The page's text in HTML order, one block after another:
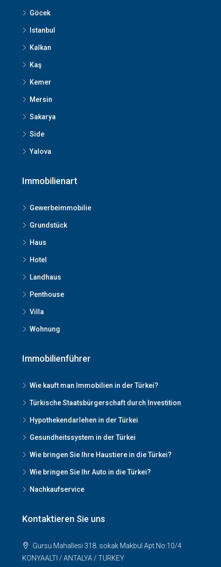
Göcek
Istanbul
Kalkan
Kaş
Kemer
Mersin
Sakarya
Side
Yalova
Immobilienart
Gewerbeimmobilie
Grundstück
Haus
Hotel
Landhaus
Penthouse
Villa
Wohnung
Immobilienführer
Wie kauft man Immobilien in der Türkei?
Türkische Staatsbürgerschaft durch Investition
Hypothekendarlehen in der Türkei
Gesundheitssystem in der Türkei
Wie bringen Sie Ihre Haustiere in die Türkei?
Wie bringen Sie Ihr Auto in die Türkei?
Nachkaufservice
Kontaktieren Sie uns
Gursu Mahallesi 318. sokak Makbul Apt.No:10/4
KONYAALTI / ANTALYA / TURKEY